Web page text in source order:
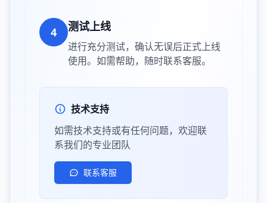
4 测试上线
进行充分测试，确认无误后正式上线
使用。如需帮助，随时联系客服。
技术支持
如需技术支持或有任何问题，欢迎联
系我们的专业团队
联系客服